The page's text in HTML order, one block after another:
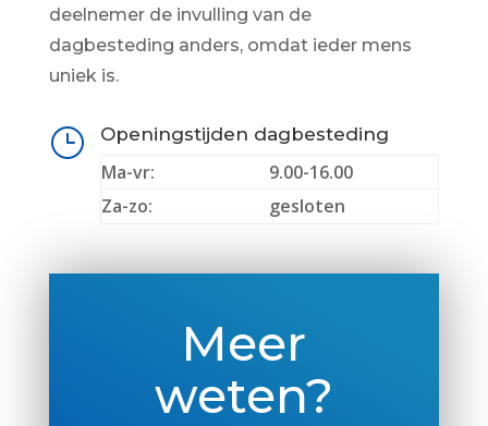
deelnemer de invulling van de
dagbesteding anders, omdat ieder mens
uniek is.
} Openingstijden dagbesteding
Ma-vr:
9.00-16.00
Za-zo:
gesloten
Meer
weten?